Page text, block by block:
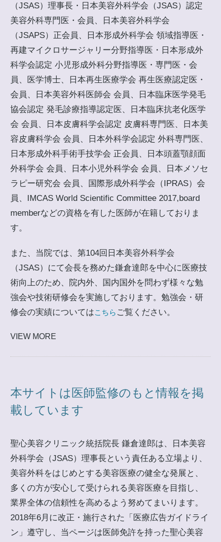
（JSAS）理事長・日本美容外科学会（JSAS）認定
美容外科専門医・会員、日本美容外科学会
（JSAPS）正会員、日本形成外科学会 領域指導医・
再建マイクロサージャリー分野指導医・日本形成外
科学会認定 小児形成外科分野指導医・専門医・会
員、医学博士、日本再生医療学会 再生医療認定医・
会員、日本美容外科医師会 会員、日本臨床医学発毛
協会認定 発毛診療指導認定医、日本臨床抗老化医学
会 会員、日本皮膚科学会認定 皮膚科専門医、日本美
容皮膚科学会 会員、日本外科学会認定 外科専門医、
日本形成外科手術手技学会 正会員、日本頭蓋顎顔面
外科学会 会員、日本小児外科学会 会員、日本メソセ
ラピー研究会 会員、国際形成外科学会（IPRAS）会
員、IMCAS World Scientific Committee 2017,board
memberなどの資格を有した医師が在籍しておりま
す。
また、当院では、第104回日本美容外科学会
（JSAS）にて会長を務めた鎌倉達郎を中心に医療技
術向上のため、院内外、国内国外を問わず様々な勉
強会や技術研修会を実施しております。勉強会・研
修会の実績についてはこちら ご覧ください。
VIEW MORE
本サイトは医師監修のもと情報を掲
載しています
聖心美容クリニック統括院長 鎌倉達郎は、日本美容
外科学会（JSAS）理事長という責任ある立場より、
美容外科をはじめとする美容医療の健全な発展と、
多くの方が安心して受けられる美容医療を目指し、
業界全体の信頼性を高めるよう努めてまいります。
2018年6月に改正・施行された「医療広告ガイドライ
ン」遵守し、当ページは医師免許を持った聖心美容